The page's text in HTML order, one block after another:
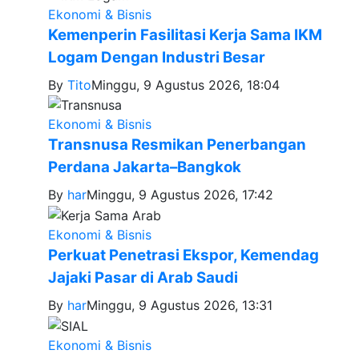
Ekonomi & Bisnis
Kemenperin Fasilitasi Kerja Sama IKM
Logam Dengan Industri Besar
By TitoMinggu, 9 Agustus 2026, 18:04
Ekonomi & Bisnis
Transnusa Resmikan Penerbangan
Perdana Jakarta–Bangkok
By harMinggu, 9 Agustus 2026, 17:42
Ekonomi & Bisnis
Perkuat Penetrasi Ekspor, Kemendag
Jajaki Pasar di Arab Saudi
By harMinggu, 9 Agustus 2026, 13:31
Ekonomi & Bisnis